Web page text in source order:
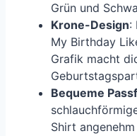
Grün und
Krone-Design:
My Birthday
Grafik macht
Bequeme
Shirt